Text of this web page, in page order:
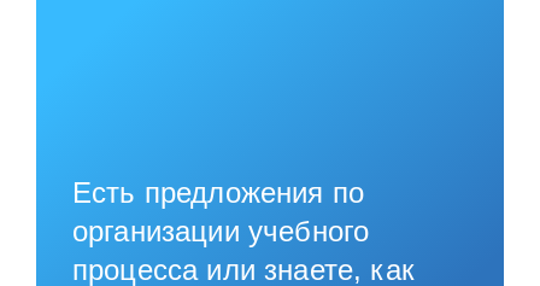
Есть предложения по
организации учебного
процесса или знаете, как